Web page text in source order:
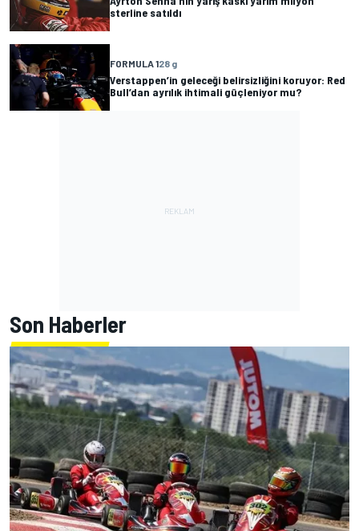
sterline satıldı
FORMULA 128 g
Verstappen’in geleceği belirsizliğini koruyor: Red
Bull’dan ayrılık ihtimali güçleniyor mu?
Son Haberler